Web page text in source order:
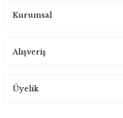
Kurumsal
Alışveriş
Üyelik